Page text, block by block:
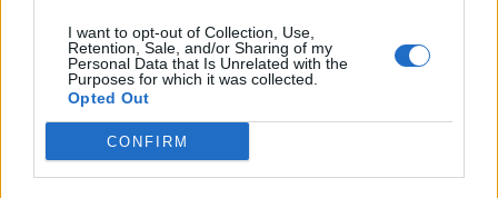
I want to opt-out of Collection, Use,
Retention, Sale, and/or Sharing of my
Personal Data that Is Unrelated with the
Purposes for which it was collected.
Opted Out
CONFIRM